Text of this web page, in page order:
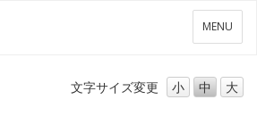
メ
ニ
ー
MENU
文字サイズ変更 小 中 大